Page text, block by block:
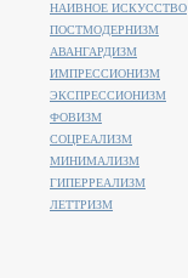
НАИВНОЕ ИСКУССТВО
ПОСТМОДЕРНИЗМ
АВАНГАРДИЗМ
ИМПРЕССИОНИЗМ
ЭКСПРЕССИОНИЗМ
ФОВИЗМ
СОЦРЕАЛИЗМ
МИНИМАЛИЗМ
ГИПЕРРЕАЛИЗМ
ЛЕТТРИЗМ